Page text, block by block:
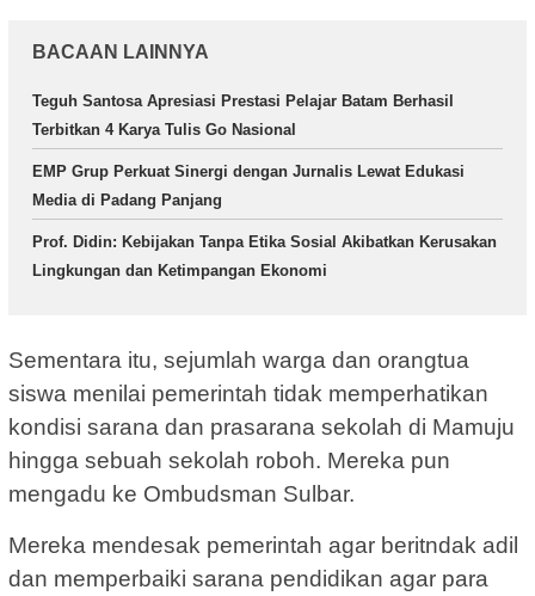
BACAAN LAINNYA
Teguh Santosa Apresiasi Prestasi Pelajar Batam Berhasil
Terbitkan 4 Karya Tulis Go Nasional
EMP Grup Perkuat Sinergi dengan Jurnalis Lewat Edukasi
Media di Padang Panjang
Prof. Didin: Kebijakan Tanpa Etika Sosial Akibatkan Kerusakan
Lingkungan dan Ketimpangan Ekonomi
Sementara itu, sejumlah warga dan orangtua
siswa menilai pemerintah tidak memperhatikan
kondisi sarana dan prasarana sekolah di Mamuju
hingga sebuah sekolah roboh. Mereka pun
mengadu ke Ombudsman Sulbar.
Mereka mendesak pemerintah agar beritndak adil
dan memperbaiki sarana pendidikan agar para